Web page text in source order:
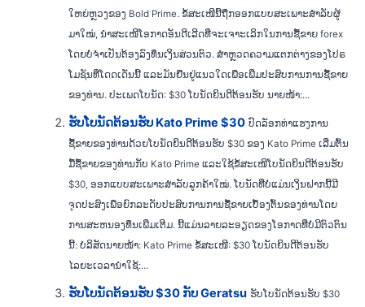
ໃຫຍ່ຫຼວງຂອງ Bold Prime. ຂໍ້ສະເໜີນີ້ຖືກອອກແບບສະເພາະສຳລັບຜູ້
ມາໃໝ່, ນຳສະເໜີໂອກາດອັນດີເລີດທີ່ຈະເຈາະເລິກໃນການຊື້ຂາຍ forex
ໂດຍບໍ່ຈຳເປັນຕ້ອງລົງທຶນເງິນສ່ວນຕົວ. ສຳຫຼວດຄວາມແຕກຕ່າງຂອງໂປຣ
ໂມຊັນທີ່ໂດດເດັ່ນນີ້ ແລະມັນຢືນຢູ່ແນວໃດເພື່ອເພີ່ມປະສົບການການຊື້ຂາຍ
ຂອງທ່ານ. ປະເພດໂບນັດ: $30 ໂບນັດຍິນດີຕ້ອນຮັບ ນາຍໜ້າ:...
ຮັບໂບນັດຕ້ອນຮັບ Kato Prime $30 ປົດລັອກທ່າແຮງການ
ຊື້ຂາຍຂອງທ່ານດ້ວຍໂບນັດຍິນດີຕ້ອນຮັບ $30 ຂອງ Kato Prime ເລີ່ມຕົ້ນ
ມື້ຊື້ຂາຍຂອງທ່ານກັບ Kato Prime ແລະໃຊ້ຂໍ້ສະເໜີໂບນັດຍິນດີຕ້ອນຮັບ
$30, ອອກແບບສະເພາະສຳລັບລູກຄ້າໃໝ່. ໂບນັດທີ່ບໍ່ແມ່ນເງິນຝາກນີ້ມີ
ຈຸດປະສົງເພື່ອຍົກລະດັບປະສົບການການຊື້ຂາຍເບື້ອງຕົ້ນຂອງທ່ານໂດຍ
ການສະຫນອງທຶນເພີ່ມເຕີມ. ນີ້ແມ່ນລາຍລະອຽດຂອງໂອກາດທີ່ບໍ່ມີຕົວຕົນ
ນີ້: ບໍລິສັດນາຍໜ້າ: Kato Prime ຂໍ້ສະເໜີ: $30 ໂບນັດຍິນດີຕ້ອນຮັບ
ໄລຍະເວລານຳໃຊ້:...
ຮັບໂບນັດຕ້ອນຮັບ $30 ກັບ Geratsu ຮັບໂບນັດຕ້ອນຮັບ $30